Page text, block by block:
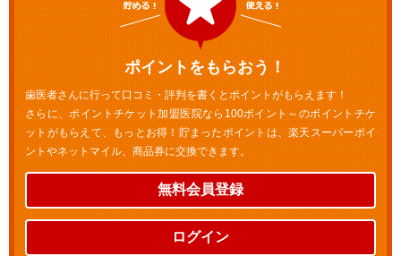
ポイントをもらおう！
歯医者さんに行って口コミ・評判を書くとポイントがもらえます！
さらに、ポイントチケット加盟医院なら100ポイント～のポイントチケ
ットがもらえて、もっとお得！貯まったポイントは、楽天スーパーポイ
ントやネットマイル、商品券に交換できます。
無料会員登録
ログイン